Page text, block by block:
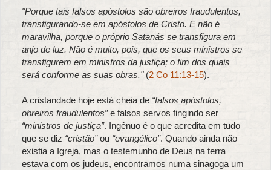
"Porque tais falsos apóstolos são obreiros fraudulentos,
transfigurando-se em apóstolos de Cristo. E não é
maravilha, porque o próprio Satanás se transfigura em
anjo de luz. Não é muito, pois, que os seus ministros se
transfigurem em ministros da justiça; o fim dos quais
será conforme as suas obras."(2 Co 11:13-15).
A cristandade hoje está cheia de “falsos apóstolos,
obreiros fraudulentos”e falsos servos fingindo ser
“ministros de justiça”. Ingênuo é o que acredita em tudo
que se diz “cristão”ou “evangélico”. Quando ainda não
existia a Igreja, mas o testemunho de Deus na terra
estava com os judeus, encontramos numa sinagoga um